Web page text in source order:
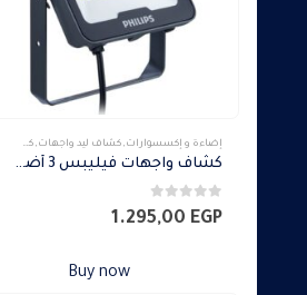
إضاءة و إكسسوارات , كشاف ليد واجهات , كشافات
كشاف واجهات فيليبس 3 أضاءة 30 وات
0من 5 1.295,00 EGP
Buy now